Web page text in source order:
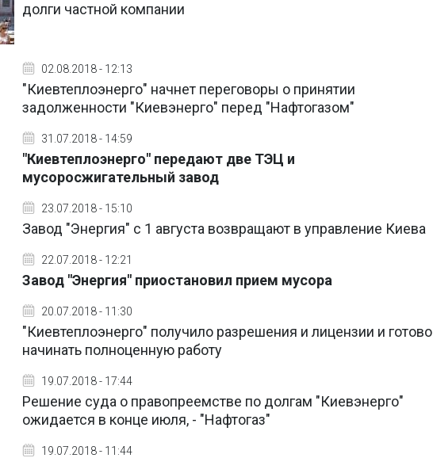
долги частной компании
02.08.2018 - 12:13
"Киевтеплоэнерго" начнет переговоры о принятии
задолженности "Киевэнерго" перед "Нафтогазом"
31.07.2018 - 14:59
"Киевтеплоэнерго" передают две ТЭЦ и
мусоросжигательный завод
23.07.2018 - 15:10
Завод "Энергия" с 1 августа возвращают в управление Киева
22.07.2018 - 12:21
Завод "Энергия" приостановил прием мусора
20.07.2018 - 11:30
"Киевтеплоэнерго" получило разрешения и лицензии и готово
начинать полноценную работу
19.07.2018 - 17:44
Решение суда о правопреемстве по долгам "Киевэнерго"
ожидается в конце июля, - "Нафтогаз"
19.07.2018 - 11:44